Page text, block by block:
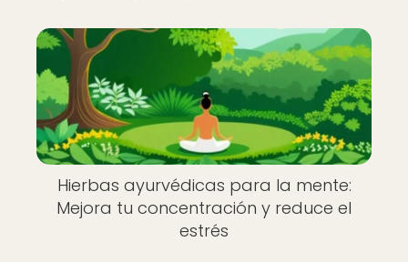
Hierbas ayurvédicas para la mente:
Mejora tu concentración y reduce el
estrés